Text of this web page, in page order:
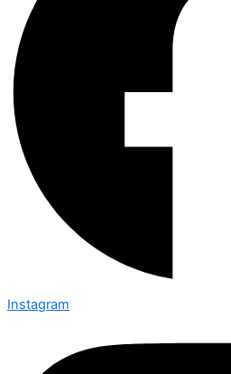
Instagram